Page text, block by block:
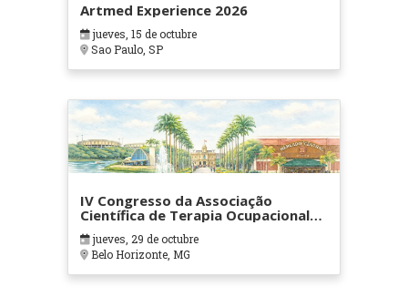
Artmed Experience 2026
jueves, 15 de octubre
Sao Paulo, SP
IV Congresso da Associação
Científica de Terapia Ocupacional
em Contextos Hospitalares e
Cuidados Paliativos - ATOHOSP
jueves, 29 de octubre
Belo Horizonte, MG